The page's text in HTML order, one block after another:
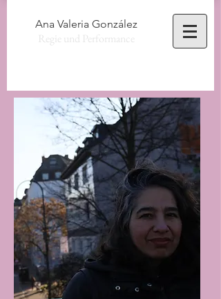
Ana Valeria González
Regie und Performance